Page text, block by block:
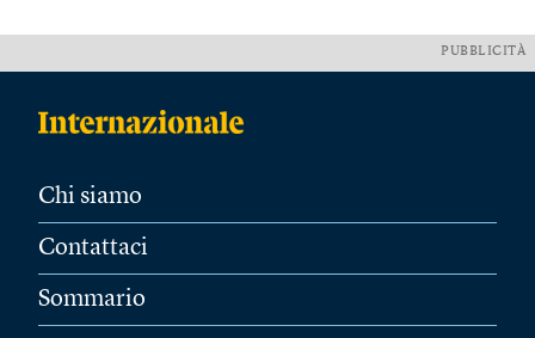
PUBBLICITÀ
Chi siamo
Contattaci
Sommario